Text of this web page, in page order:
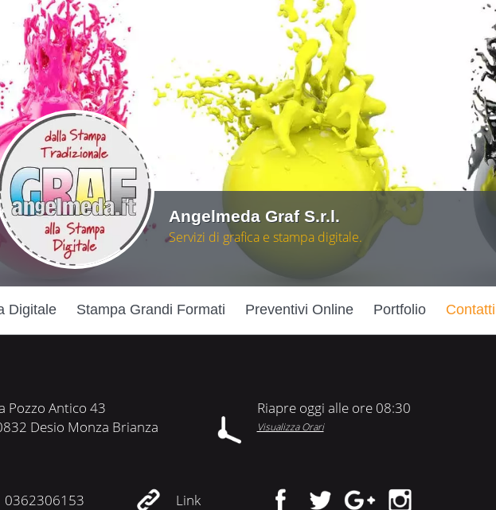
Angelmeda Graf S.r.l.
Servizi di grafica e stampa digitale.
Digitale Stampa Grandi Formati Preventivi Online Portfolio Contatti
Pozzo Antico 43
Desio Monza Brianza
Riapre oggi alle ore 08:30
Visualizza Orari
0362306153 Link